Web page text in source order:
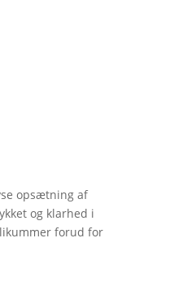
opsætning af
og klarhed i
forud for